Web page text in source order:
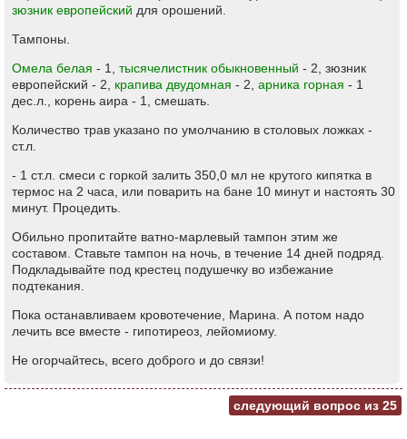
зюзник европейский для орошений.
Тампоны.
Омела белая - 1, тысячелистник обыкновенный - 2, зюзник
европейский - 2, крапива двудомная - 2, арника горная - 1
дес.л., корень аира - 1, смешать.
Количество трав указано по умолчанию в столовых ложках -
ст.л.
- 1 ст.л. смеси с горкой залить 350,0 мл не крутого кипятка в
термос на 2 часа, или поварить на бане 10 минут и настоять 30
минут. Процедить.
Обильно пропитайте ватно-марлевый тампон этим же
составом. Ставьте тампон на ночь, в течение 14 дней подряд.
Подкладывайте под крестец подушечку во избежание
подтекания.
Пока останавливаем кровотечение, Марина. А потом надо
лечить все вместе - гипотиреоз, лейомиому.
Не огорчайтесь, всего доброго и до связи!
следующий вопрос из 25